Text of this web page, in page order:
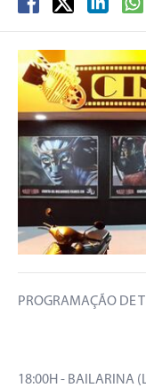
PROGRAMAÇÃO DE
18:00H - BAILARINA